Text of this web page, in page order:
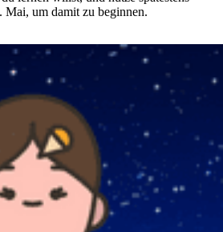
Mai, um damit zu beginnen.